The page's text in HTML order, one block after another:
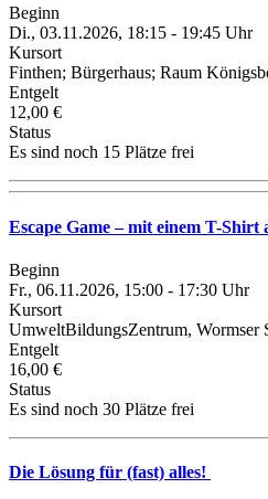
Beginn
Di., 03.11.2026, 18:15 - 19:45 Uhr
Kursort
Finthen; Bürgerhaus; Raum
Entgelt
12,00 €
Status
Es sind noch 15 Plätze frei
Escape Game – mit einem T-Shirt
Beginn
Fr., 06.11.2026, 15:00 - 17:30 Uhr
Kursort
UmweltBildungsZentrum, Wormser
Entgelt
16,00 €
Status
Es sind noch 30 Plätze frei
Die Lösung für (fast) alles!